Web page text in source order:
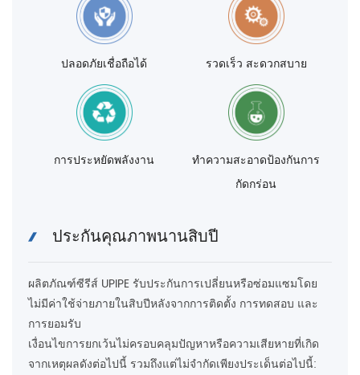
ปลอดภัยเชื่อถือได้ รวดเร็ว สะดวกสบาย
การประหยัดพลังงาน
ทำความสะอาดป้องกันการ
กัดกร่อน
ประกันคุณภาพนานสิบปี
ผลิตภัณฑ์ซีรีส์ UPIPE รับประกันการเปลี่ยนหรือซ่อมแซมโดย
ไม่มีค่าใช้จ่ายภายในสิบปีหลังจากการติดตั้ง การทดสอบ และ
การยอมรับ
เงื่อนไขการยกเว้นไม่ครอบคลุมปัญหาหรือความเสียหายที่เกิด
จากเหตุผลดังต่อไปนี้ รวมถึงแต่ไม่จำกัดเพียงประเด็นต่อไปนี้: